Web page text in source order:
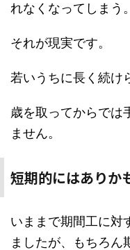
れなくなってしまう。
それが現実です。
若いうちに長く続け
歳を取ってからでは
ません。
短期的にはありか
いままで期間工に対
ましたが、もちろん